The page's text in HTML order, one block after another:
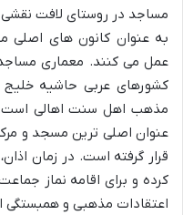
مساجد در روستای لافت
به عنوان کانون های اصلی
عمل می کنند. معماری
کشورهای عربی حاشیه
مذهب اهل سنت اهالی
عنوان اصلی ترین مسجد و مرکز
قرار گرفته است. در زمان
کرده و برای اقامه نماز
اعتقادات مذهبی و همبستگی